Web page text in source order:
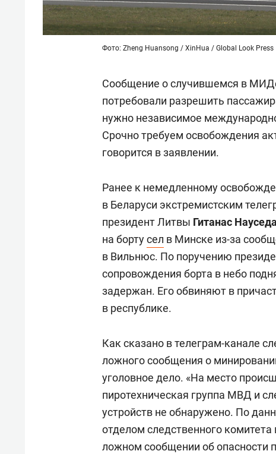
Фото: Zheng Huansong / XinHua / Global Look Press
Сообщение о случившемся в
потребовали разрешить
нужно независимое
Срочно требуем освобождения
говорится в заявлении.
Ранее к немедленному
в Беларуси экстремистским
президент Литвы Гитанас Науседа
на бортусел в Минске из-за
в Вильнюс. По поручению
сопровождения борта в небо
задержан. Его обвиняют в
в республике.
Как сказано в телеграм-канале
ложного сообщения о
уголовное дело. «На место
пиротехническая группа МВД и
устройств не обнаружено. По
отделом следственного
ложном сообщении об опасности